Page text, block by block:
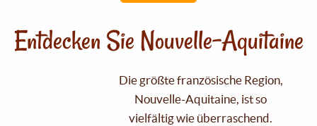
Entdecken Sie Nouvelle-Aquitaine
Die größte französische Region,
Nouvelle-Aquitaine, ist so
vielfältig wie überraschend.